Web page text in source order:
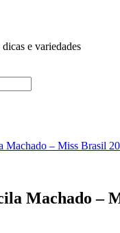
e variedades
Machado – Miss Brasil
Machado –